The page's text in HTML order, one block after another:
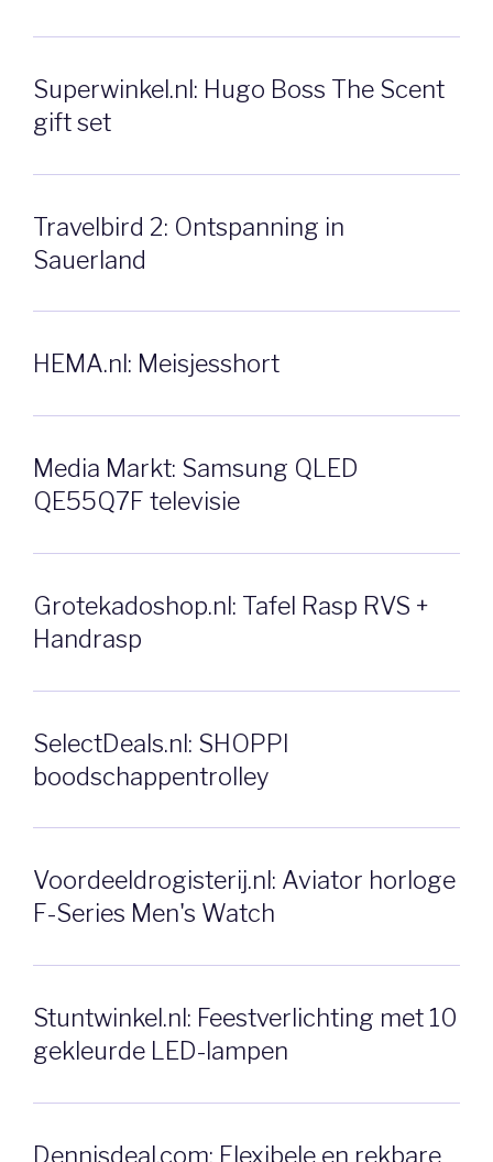
Superwinkel.nl: Hugo Boss The Scent
gift set
Travelbird 2: Ontspanning in
Sauerland
HEMA.nl: Meisjesshort
Media Markt: Samsung QLED
QE55Q7F televisie
Grotekadoshop.nl: Tafel Rasp RVS +
Handrasp
SelectDeals.nl: SHOPPI
boodschappentrolley
Voordeeldrogisterij.nl: Aviator horloge
F-Series Men's Watch
Stuntwinkel.nl: Feestverlichting met 10
gekleurde LED-lampen
Dennisdeal.com: Flexibele en rekbare